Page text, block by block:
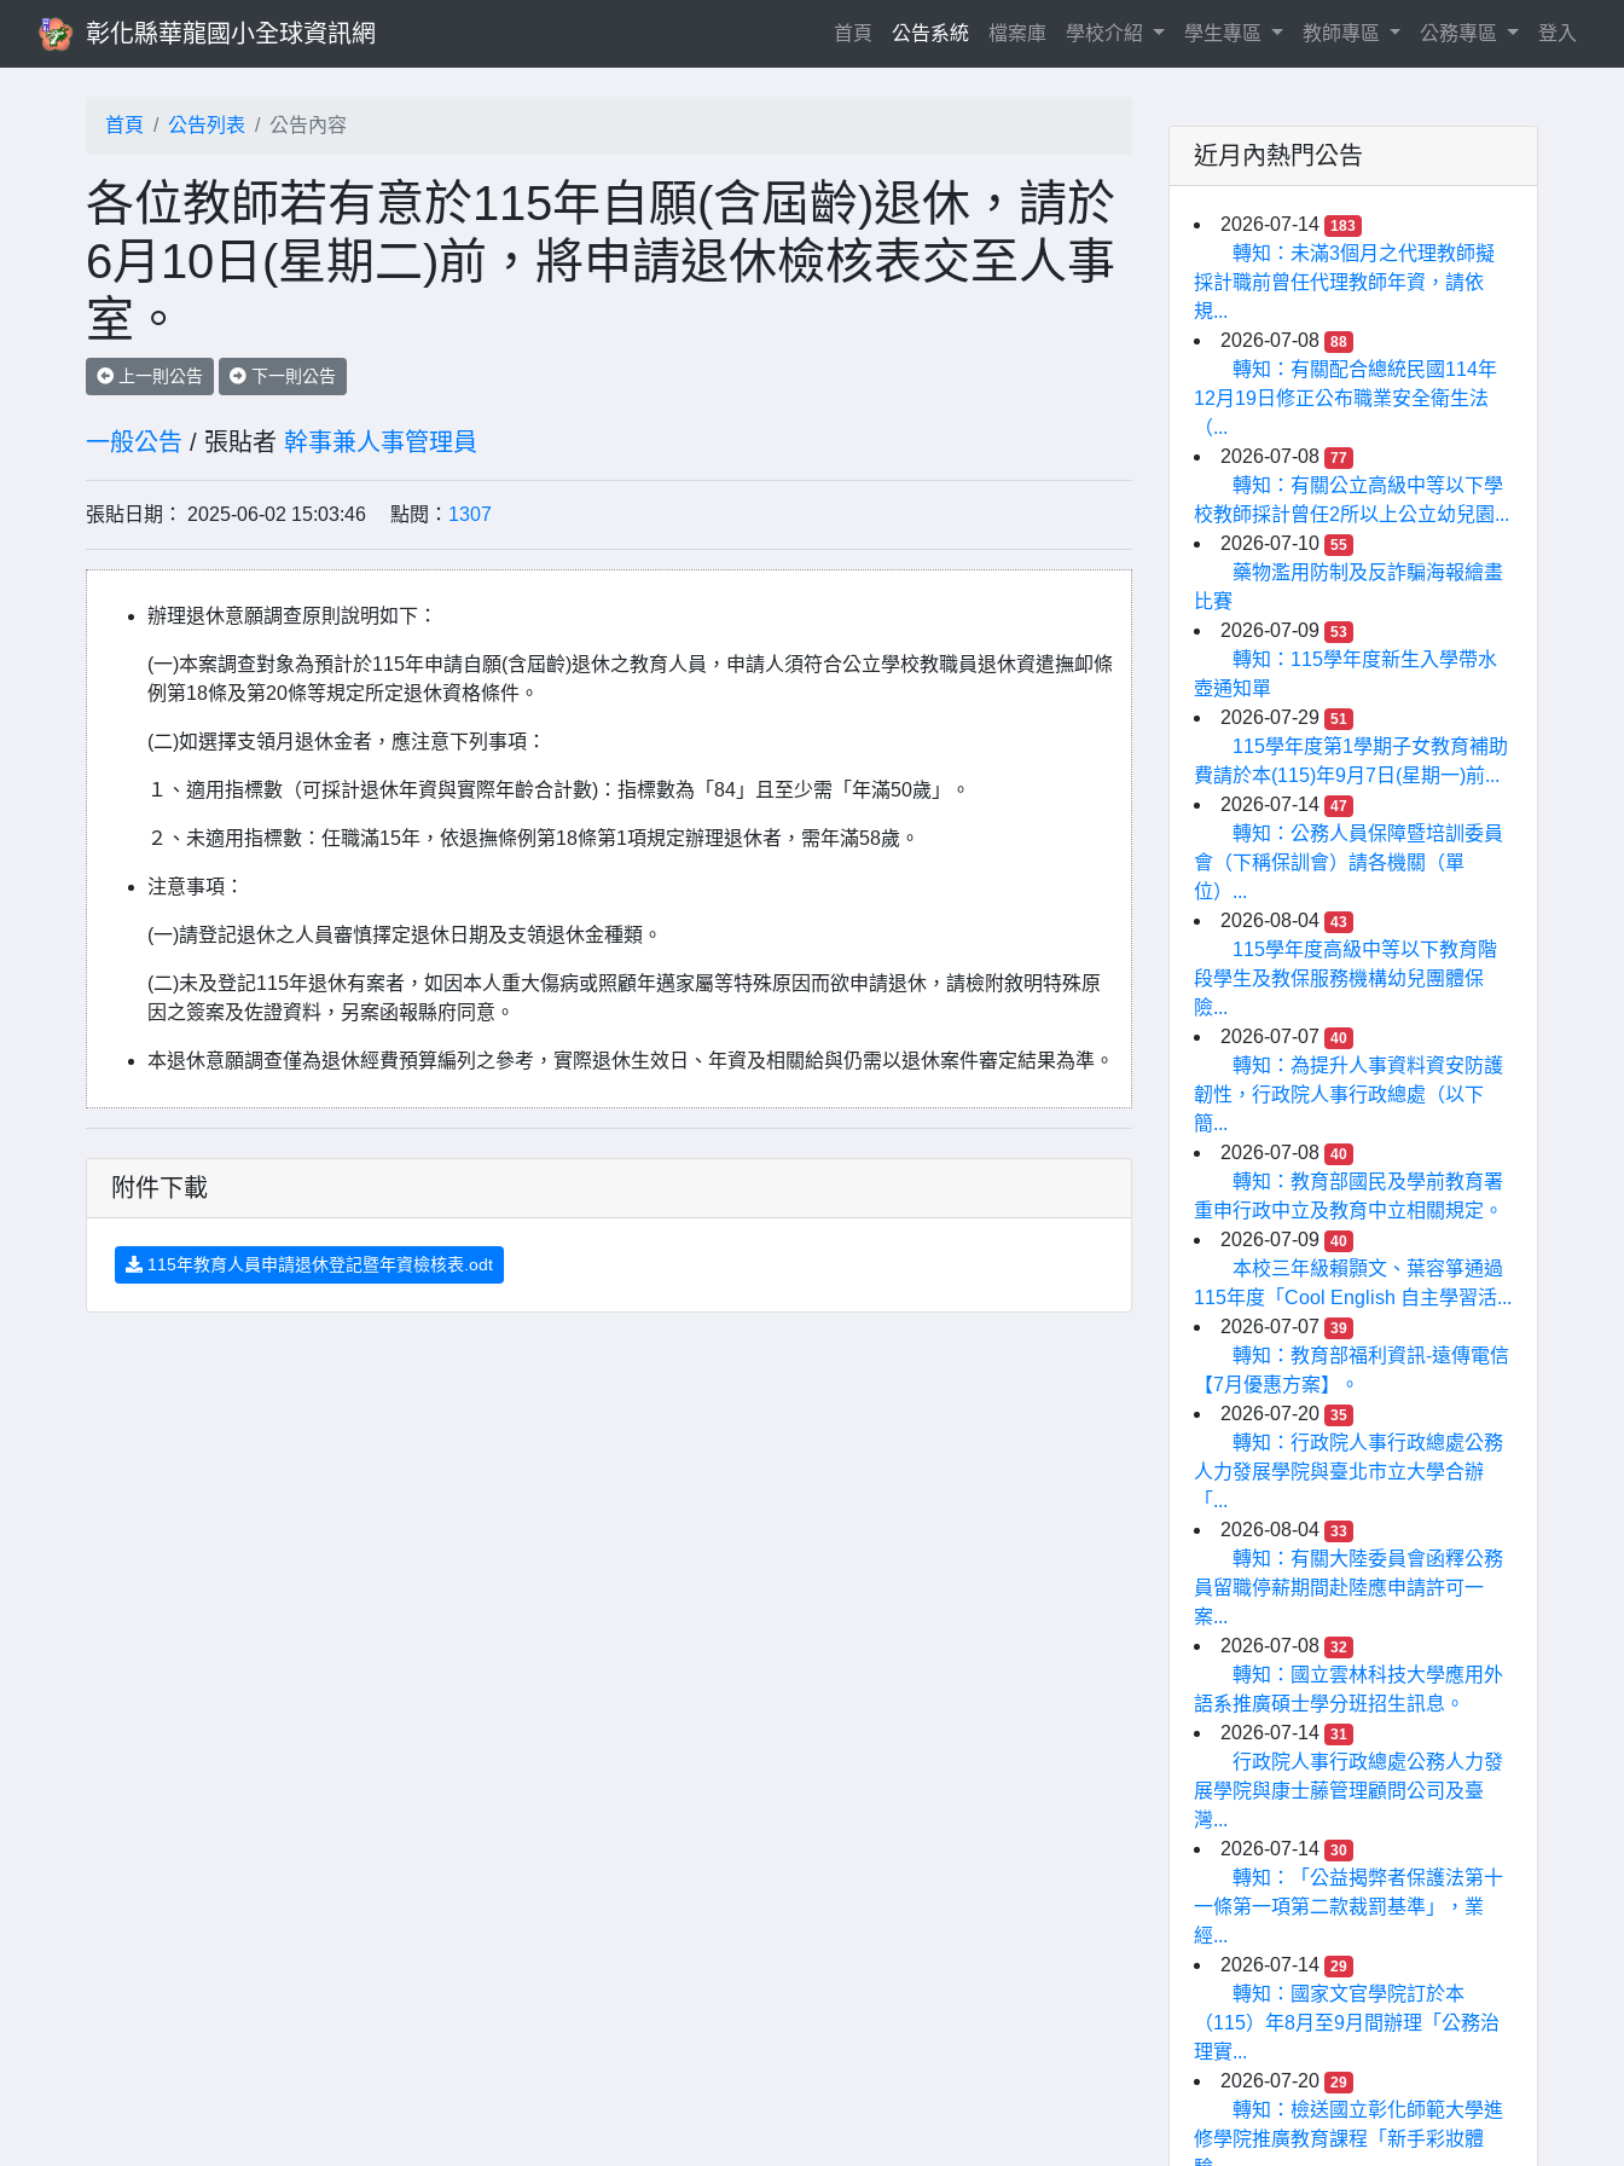
彰化縣華龍國小全球資訊網 首頁 (current)
公告系統 檔案庫 學校介紹 學生專區 教師專區 公務專區 登入
首頁 公告列表 公告內容
各位教師若有意於115年自願(含屆齡)退休，請於
6月10日(星期二)前，將申請退休檢核表交至人事
室。
上一則公告 下一則公告
一般公告 / 張貼者 幹事兼人事管理員
張貼日期： 2025-06-02 15:03:46 點閱： 1307
辦理退休意願調查原則說明如下：
(一)本案調查對象為預計於115年申請自願(含屆齡)退休之教育人員，申請人須符合公立學校教職員退休資遣撫卹條
例第18條及第20條等規定所定退休資格條件。
(二)如選擇支領月退休金者，應注意下列事項：
１、適用指標數（可採計退休年資與實際年齡合計數) ：指標數為「 84 」且至少需「年滿50歲」。
２、未適用指標數：任職滿15年，依退撫條例第18條第1項規定辦理退休者，需年滿58歲。
注意事項：
(一)請登記退休之人員審慎擇定退休日期及支領退休金種類。
(二)未及登記115年退休有案者，如因本人重大傷病或照顧年邁家屬等特殊原因而欲申請退休，請檢附敘明特殊原
因之簽案及佐證資料，另案函報縣府同意。
本退休意願調查僅為退休經費預算編列之參考，實際退休生效日、年資及相關給與仍需以退休案件審定結果為準。
附件下載
115年教育人員申請退休登記暨年資檢核表.odt
近月內熱門公告
2026-07-14 183
轉知：未滿3個月之代理教師擬
採計職前曾任代理教師年資，請依
規...
2026-07-08
88
轉知：有關配合總統民國114年
12月19日修正公布職業安全衛生法
（...
2026-07-08
77
轉知：有關公立高級中等以下學
校教師採計曾任2所以上公立幼兒園...
2026-07-10
55
藥物濫用防制及反詐騙海報繪畫
比賽
2026-07-09
53
轉知：115學年度新生入學帶水
壺通知單
2026-07-29
51
115學年度第1學期子女教育補助
費請於本(115)年9月7日(星期一)前...
2026-07-14
47
轉知：公務人員保障暨培訓委員
會（下稱保訓會）請各機關（單
位）...
2026-08-04
43
115學年度高級中等以下教育階
段學生及教保服務機構幼兒團體保
險...
2026-07-07
40
轉知：為提升人事資料資安防護
韌性，行政院人事行政總處（以下
簡...
2026-07-08
40
轉知：教育部國民及學前教育署
重申行政中立及教育中立相關規定。
2026-07-09
40
本校三年級賴顥文、葉容箏通過
115年度「Cool English 自主學習活...
2026-07-07
39
轉知：教育部福利資訊-遠傳電信
【7月優惠方案】。
2026-07-20
35
轉知：行政院人事行政總處公務
人力發展學院與臺北市立大學合辦
「...
2026-08-04
33
轉知：有關大陸委員會函釋公務
員留職停薪期間赴陸應申請許可一
案...
2026-07-08
32
轉知：國立雲林科技大學應用外
語系推廣碩士學分班招生訊息。
2026-07-14
31
行政院人事行政總處公務人力發
展學院與康士藤管理顧問公司及臺
灣...
2026-07-14
30
轉知：「公益揭弊者保護法第十
一條第一項第二款裁罰基準」，業
經...
2026-07-14
29
轉知：國家文官學院訂於本
（115）年8月至9月間辦理「公務治
理實...
2026-07-20
29
轉知：檢送國立彰化師範大學進
修學院推廣教育課程「新手彩妝體